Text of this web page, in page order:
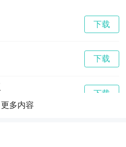
人爱玩，《梦幻西游》手游，
特效华丽，视听震撼。地图押
音沟通战斗，手控自动随心切
吸引亿万玩家逐梦西游！
：
下载
下载
下载
更多内容